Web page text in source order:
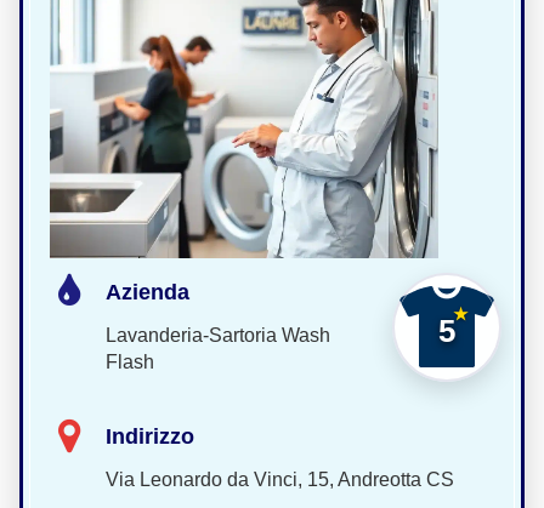
5
Azienda
Lavanderia-Sartoria Wash
Flash
Indirizzo
Via Leonardo da Vinci, 15, Andreotta CS